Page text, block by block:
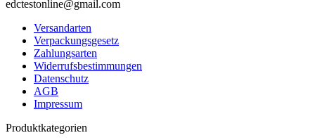
edctestonline@gmail.com
Versandarten
Verpackungsgesetz
Zahlungsarten
Widerrufsbestimmungen
Datenschutz
AGB
Impressum
Produktkategorien